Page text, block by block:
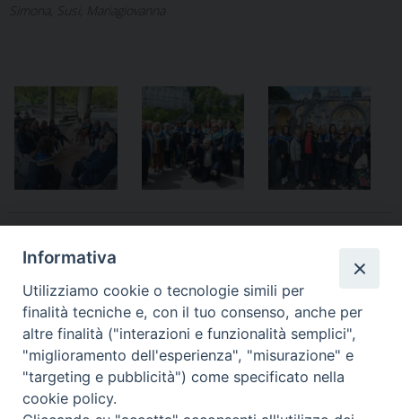
Simona, Susi, Mariagiovanna
L’Ordinario a Padova per la
Giornata della Santificazione
Sacerdotale
Cecchignola, celebrazione e
processione del Corpus
Informativa
Utilizziamo cookie o tecnologie simili per
finalità tecniche e, con il tuo consenso, anche per
altre finalità ("interazioni e funzionalità semplici",
"miglioramento dell'esperienza", "misurazione" e
"targeting e pubblicità") come specificato nella
cookie policy.